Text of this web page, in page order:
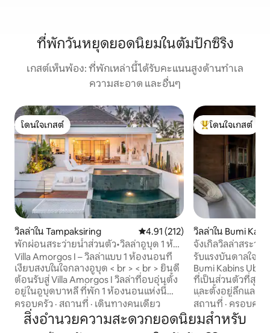
ที่พักวันหยุดยอดนิยมในตัมปักซิริง
เกสต์เห็นพ้อง: ที่พักเหล่านี้ได้รับคะแนนสูงด้านทำเล
ความสะอาด และอื่นๆ
โดนใจเกสต์
โดนใจเกสต์
วิลล่าใน Tampaksiring คะแนนเฉลี่ย 4.91 จาก 5, 212 รีวิว
4.91 (212)
พักผ่อนสระว่ายน้ำส่วนตัว•วิลล่าอูบุด 1 ห้อง
นอน•ป่าสงบ
Villa Amorgos I – วิลล่าแบบ 1 ห้องนอนที่
เงียบสงบในใจกลางอูบุด < br > < br > ยินดี
ต้อนรับสู่ Villa Amorgos I วิลล่าที่อบอุ่นตั้ง
อยู่ในอูบุดบาหลี ที่พัก 1 ห้องนอนแห่งนี้
เหมาะสำหรับการพักผ่อนได้รับการ
ออกแบบมาสำหรับผู้เข้าพักสูงสุด 3 คนและ
ให้ความสะดวกสบายความเรียบง่ายและ
ครอบครัว · สถานที่ · เดินทางคนเดียว
โดนใจเกสต์ที่สุด
โดนใจเกสต์
วิลล่าใน Bumi
จังเกิลวิลล่าสระว่
หุบเขากว้างใหญ่
รับแรงบันดาลใจใน
Bumi Kabins
ที่เป็นส่วนตัวที่สุดข
และตั้งอยู่ลึกและ
ที่พัก วู้ดมีสระว่าย
อ่างอาบน้ำสำหรับ
ขวาง และวิวหุบเข
สถานที่ · ครอบครัว
สิ่งอำนวยความสะดวกยอดนิยมสำหรับ